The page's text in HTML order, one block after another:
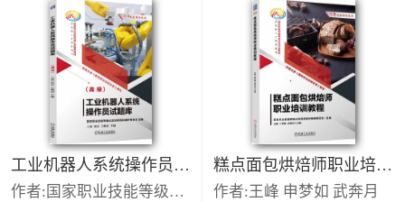
工业机器人系统操作员试题库（高级）
作者:国家职业技能等级认定培训教材编审委员会
糕点面包烘焙师职业培训教程
作者:王峰 申梦如 武奔月